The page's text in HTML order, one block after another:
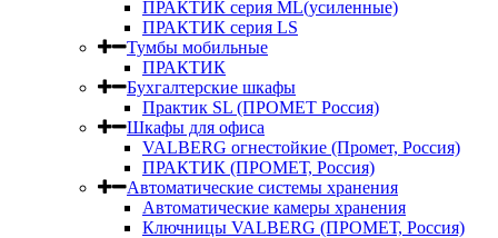
ПРАКТИК серия ML(усиленные)
ПРАКТИК серия LS
Тумбы мобильные
ПРАКТИК
Бухгалтерские шкафы
Практик SL (ПРОМЕТ Россия)
Шкафы для офиса
VALBERG огнестойкие (Промет, Россия)
ПРАКТИК (ПРОМЕТ, Россия)
Автоматические системы хранения
Автоматические камеры хранения
Ключницы VALBERG (ПРОМЕТ, Россия)